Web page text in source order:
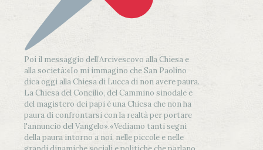
Poi il messaggio dell’Arcivescovo alla Chiesa e
alla società:«Io mi immagino che San Paolino
dica oggi alla Chiesa di Lucca di non avere paura.
La Chiesa del Concilio, del Cammino sinodale e
del magistero dei papi è una Chiesa che non ha
paura di confrontarsi con la realtà per portare
l'annuncio del Vangelo».«Vediamo tanti segni
della paura intorno a noi, nelle piccole e nelle